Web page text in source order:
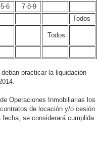
6
7-8-9
Todos
Todos
practicar la liquidación
Operaciones Inmobiliarias los
de locación y/o cesión
se considerará cumplida